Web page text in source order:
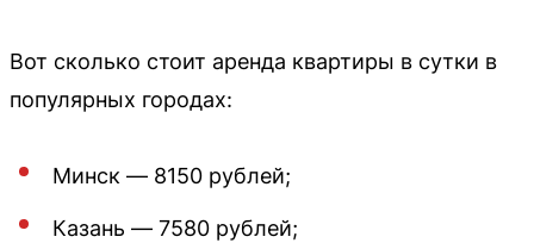
Вот сколько стоит аренда квартиры в сутки в
популярных городах:
Минск — 8150 рублей;
Казань — 7580 рублей;